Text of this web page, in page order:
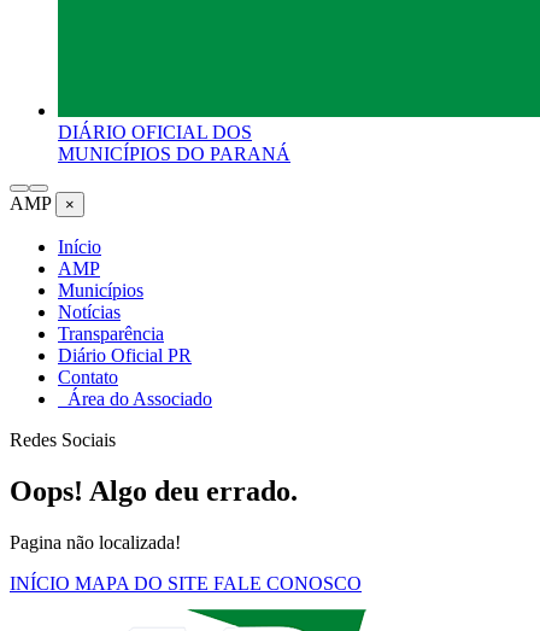
DIÁRIO OFICIAL DOS
MUNICÍPIOS DO PARANÁ
AMP ×
Início
AMP
Municípios
Notícias
Transparência
Diário Oficial PR
Contato
Área do Associado
Redes Sociais
Oops! Algo deu errado.
Pagina não localizada!
INÍCIO MAPA DO SITE FALE CONOSCO